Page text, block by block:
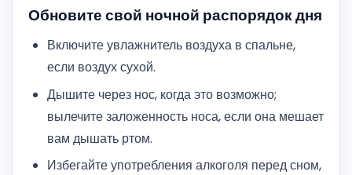
Обновите свой ночной распорядок дня
Включите увлажнитель воздуха в спальне,
если воздух сухой.
Дышите через нос, когда это возможно;
вылечите заложенность носа, если она мешает
вам дышать ртом.
Избегайте употребления алкоголя перед сном,